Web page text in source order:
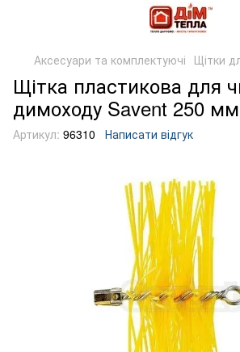
Аксесуари та комплектуючі Щітки
Щітка пластикова для
димоходу Savent 250 мм
Артикул: 96310 Написати відгук